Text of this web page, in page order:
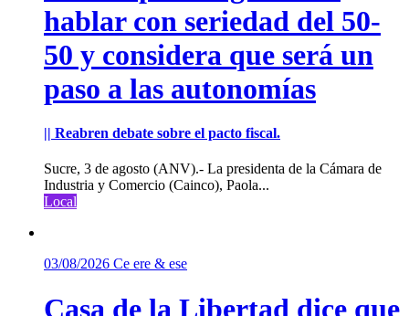
hablar con seriedad del 50-
50 y considera que será un
paso a las autonomías
|| Reabren debate sobre el pacto fiscal.
Sucre, 3 de agosto (ANV).- La presidenta de la Cámara de
Industria y Comercio (Cainco), Paola...
Local
03/08/2026 Ce ere & ese
Casa de la Libertad dice que